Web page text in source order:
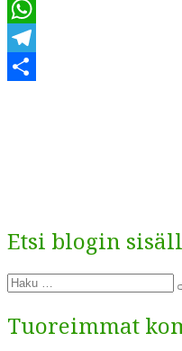
LinkedIn
WhatsApp
Telegram
Etsi blogin
Etsi:
Tuoreimmat